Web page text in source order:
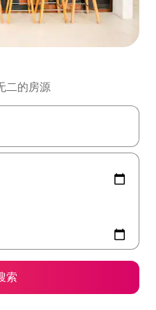
二的房源
键查看，或通过点击或滑动手势
索